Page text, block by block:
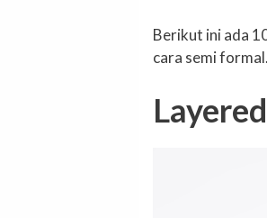
Berikut ini ada
cara semi formal.